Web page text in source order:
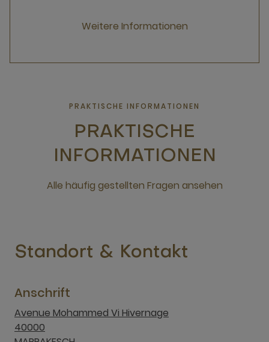
Weitere Informationen
PRAKTISCHE INFORMATIONEN
PRAKTISCHE
INFORMATIONEN
Alle häufig gestellten Fragen ansehen
Standort & Kontakt
Anschrift
Avenue Mohammed Vi Hivernage
40000